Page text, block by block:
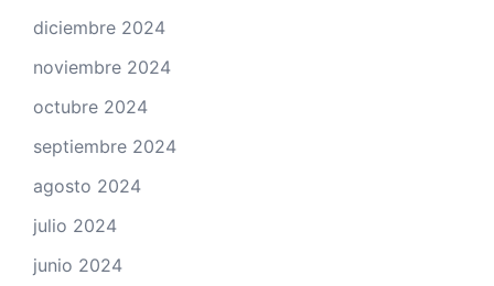
diciembre 2024
noviembre 2024
octubre 2024
septiembre 2024
agosto 2024
julio 2024
junio 2024